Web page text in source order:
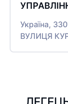
Україна,
ВУЛИЦЯ